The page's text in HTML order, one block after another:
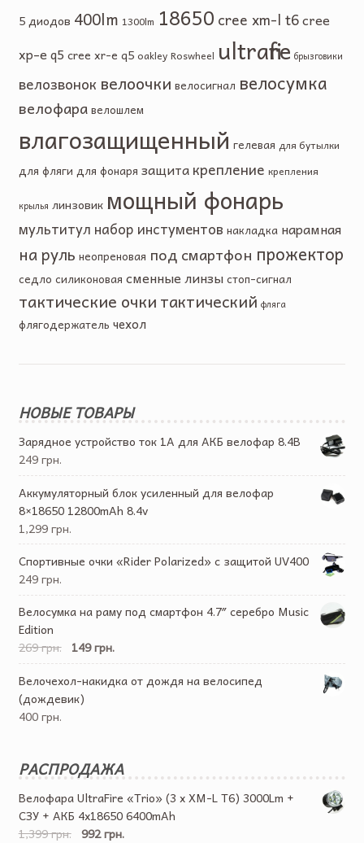
5 диодов 400lm 1300lm 18650 cree xm-l t6cree
xp-e q5 cree xr-e q5 oakley Roswheel ultrafire брызговики
велозвонок велоочки велосигнал велосумка
велофара велошлем
влагозащищенный гелевая для бутылки
для фляги для фонаря защита крепление крепления
крылья линзовик мощный фонарь
мультитул набор инстументов накладка нарамная
на руль неопреновая под смартфон прожектор
седло силиконовая сменные линзы стоп-сигнал
тактические очкитактический фляга
флягодержатель чехол
НОВЫЕ ТОВАРЫ
Зарядное устройство ток 1А для АКБ велофар 8.4В
249 грн.
Аккумуляторный блок усиленный для велофар
8×18650 12800mAh 8.4v
1,299 грн.
Спортивные очки «Rider Polarized» с защитой UV400
249 грн.
Велосумка на раму под смартфон 4.7″ серебро Music
Edition
269 грн.
149 грн.
Велочехол-накидка от дождя на велосипед
(дождевик)
400 грн.
РАСПРОДАЖА
Велофара UltraFire «Trio» (3 x XM-L T6) 3000Lm +
СЗУ + АКБ 4х18650 6400mAh
1,399 грн. 992 грн.